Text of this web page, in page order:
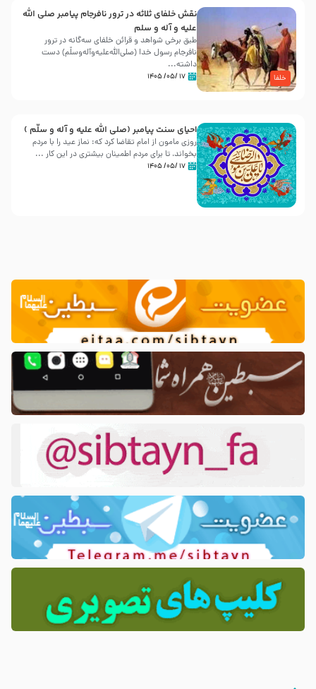
خلفا
نقش خلفای ثلاثه در ترور نافرجام پیامبر صلی الله
علیه و آله و سلم
طبق برخی شواهد و قرائن خلفای سه‌گانه در ترور
نافرجام رسول خدا (صلی‌الله‌علیه‌و‌آله‌وسلّم) دست
داشته‌...
۱۷ /۰۵/ ۱۴۰۵
احیای سنت پیامبر (صلی الله علیه و آله و سلّم )
روزی مامون از امام تقاضا کرد که: نماز عید را با مردم
بخواند، تا برای مردم اطمینان بیشتری در این کار ...
۱۷ /۰۵/ ۱۴۰۵